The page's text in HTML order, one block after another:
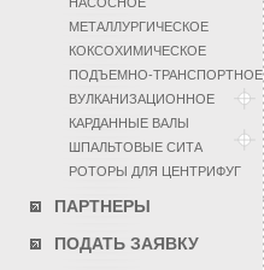
МЕТАЛЛУРГИЧЕСКОЕ
КОКСОХИМИЧЕСКОЕ
ПОДЪЕМНО-ТРАНСПОРТНОЕ
ВУЛКАНИЗАЦИОННОЕ
КАРДАННЫЕ ВАЛЫ
ШПАЛЬТОВЫЕ СИТА
РОТОРЫ ДЛЯ ЦЕНТРИФУГ
ПАРТНЕРЫ
ПОДАТЬ ЗАЯВКУ